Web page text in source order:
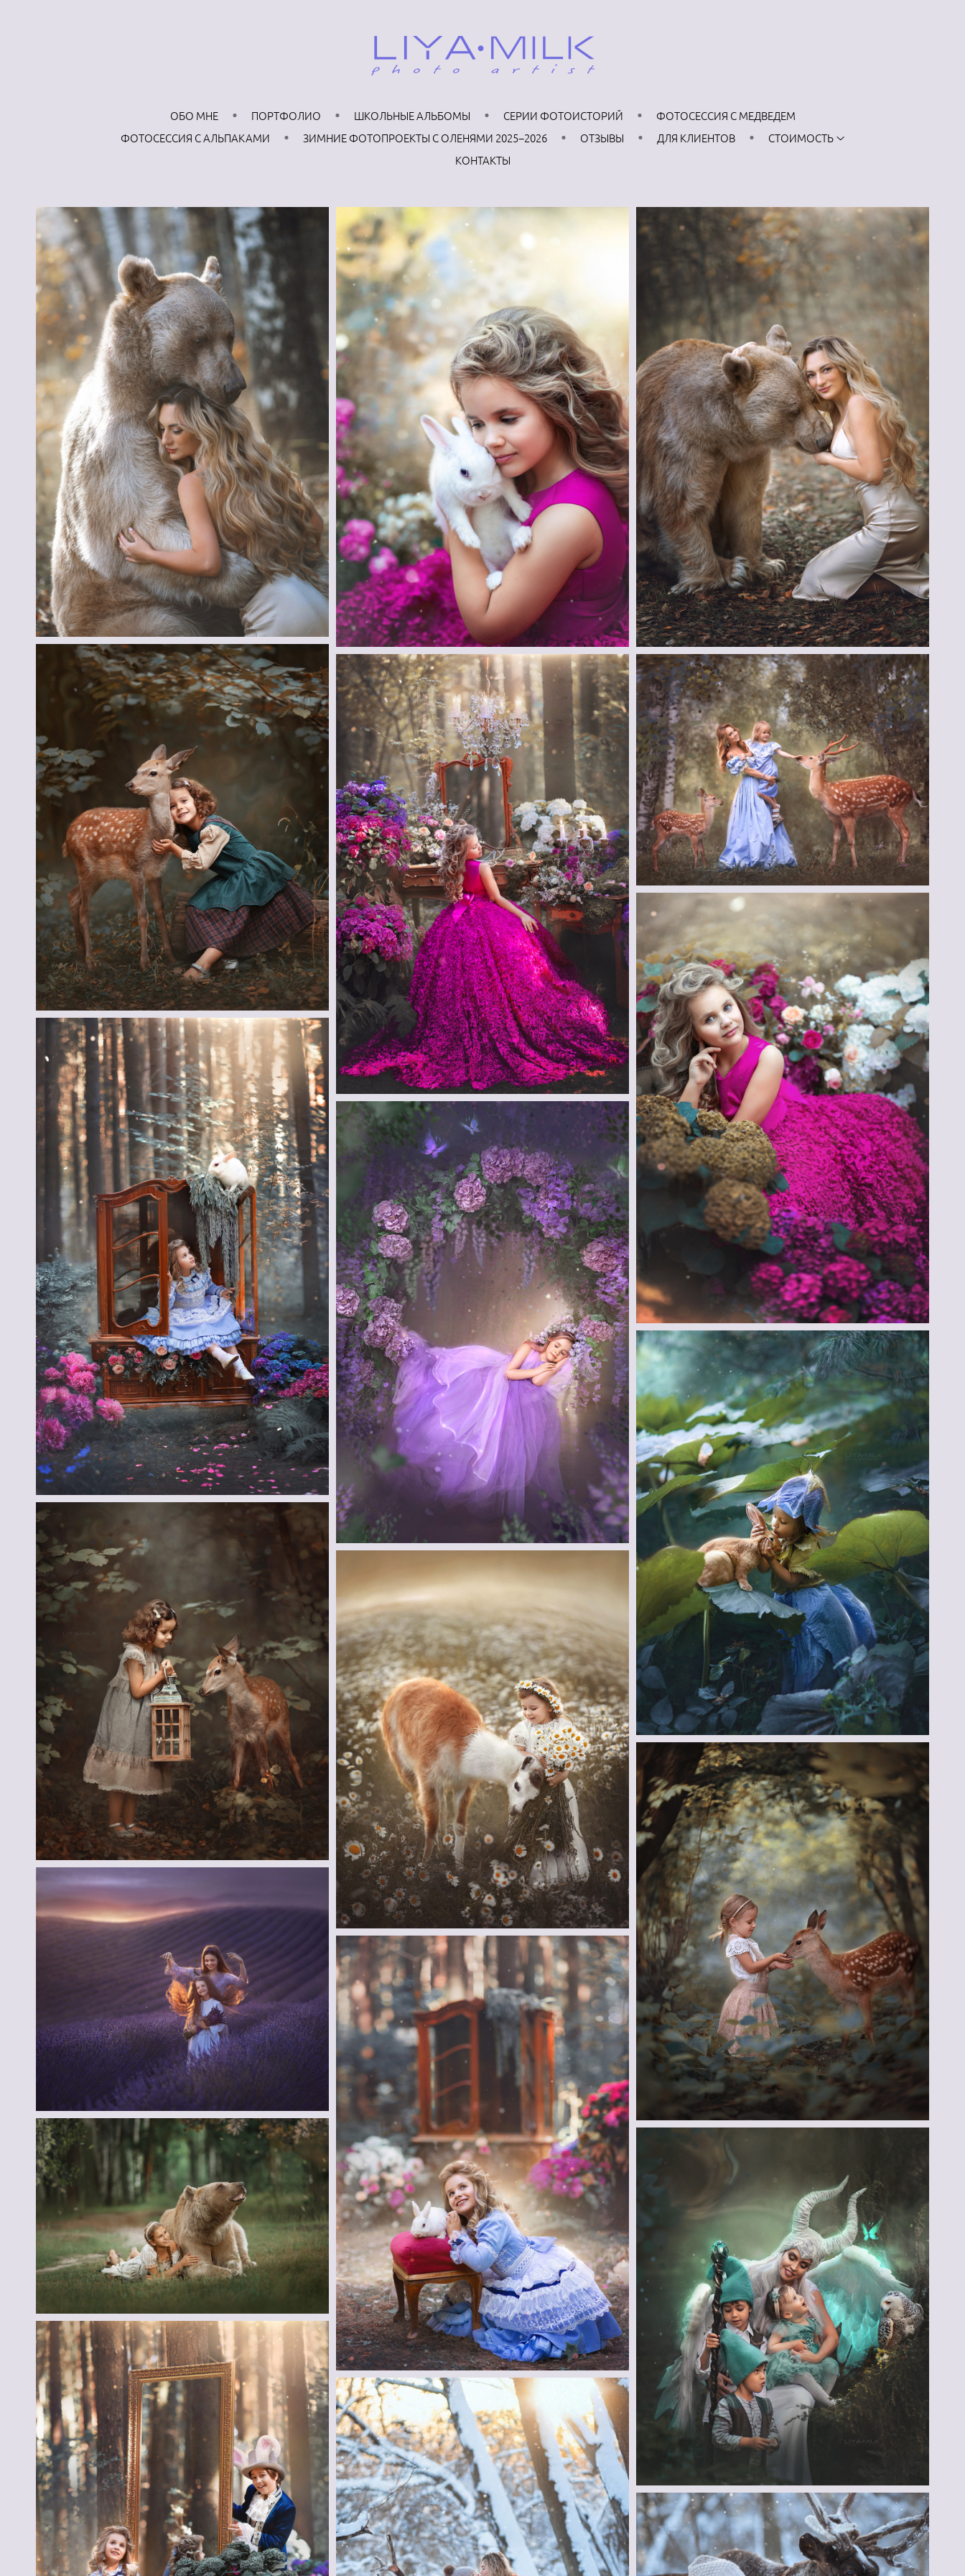
ОБО МНЕ ПОРТФОЛИО ШКОЛЬНЫЕ АЛЬБОМЫ СЕРИИ ФОТОИСТОРИЙ
ФОТОСЕССИЯ С МЕДВЕДЕМ
ФОТОСЕССИЯ С АЛЬПАКАМИ
ЗИМНИЕ ФОТОПРОЕКТЫ С ОЛЕНЯМИ 2025−2026 ОТЗЫВЫ ДЛЯ КЛИЕНТОВ
СТОИМОСТЬ
КОНТАКТЫ